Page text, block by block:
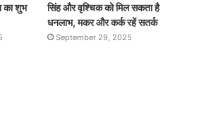
का शुभ
सिंह और वृश्चिक को मिल सकता है
धनलाभ, मकर और कर्क रहें सतर्क
September 29, 2025